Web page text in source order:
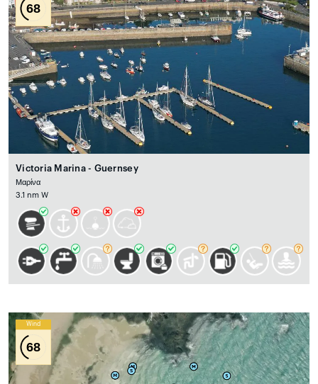
68
Victoria Marina - Guernsey
Μαρίνα
3.1 nm W
Wind
68